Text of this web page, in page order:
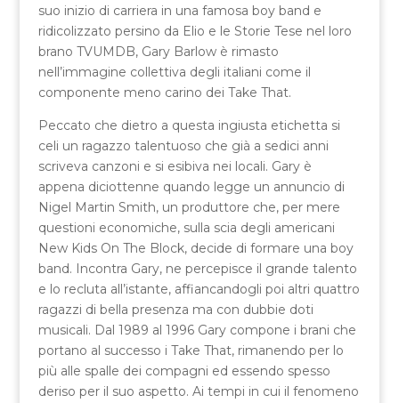
suo inizio di carriera in una famosa boy band e
ridicolizzato persino da Elio e le Storie Tese nel loro
brano TVUMDB, Gary Barlow è rimasto
nell’immagine collettiva degli italiani come il
componente meno carino dei Take That.
Peccato che dietro a questa ingiusta etichetta si
celi un ragazzo talentuoso che già a sedici anni
scriveva canzoni e si esibiva nei locali. Gary è
appena diciottenne quando legge un annuncio di
Nigel Martin Smith, un produttore che, per mere
questioni economiche, sulla scia degli americani
New Kids On The Block, decide di formare una boy
band. Incontra Gary, ne percepisce il grande talento
e lo recluta all’istante, affiancandogli poi altri quattro
ragazzi di bella presenza ma con dubbie doti
musicali. Dal 1989 al 1996 Gary compone i brani che
portano al successo i Take That, rimanendo per lo
più alle spalle dei compagni ed essendo spesso
deriso per il suo aspetto. Ai tempi in cui il fenomeno